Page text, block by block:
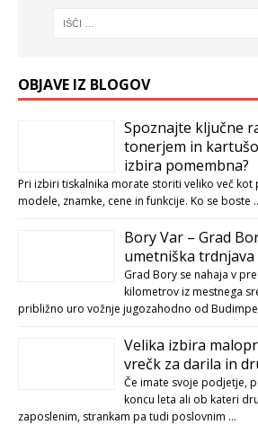
OBJAVE IZ BLOGOV
Spoznajte ključne
tonerjem in
izbira pomembna?
Pri izbiri tiskalnika morate storiti veliko več kot
modele, znamke, cene in funkcije. Ko se boste
Bory Var – Grad
umetniška trdnjava
Grad Bory se nahaja v
kilometrov iz mestnega
približno uro vožnje jugozahodno od
Velika izbira
vrečk za darila in
Če imate svoje podjetje,
koncu leta ali ob kateri
zaposlenim, strankam pa tudi poslovnim …